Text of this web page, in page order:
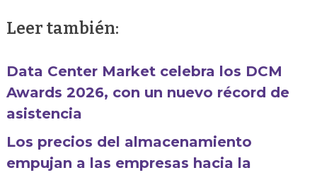
Leer también:
Data Center Market celebra los DCM
Awards 2026, con un nuevo récord de
asistencia
Los precios del almacenamiento
empujan a las empresas hacia la